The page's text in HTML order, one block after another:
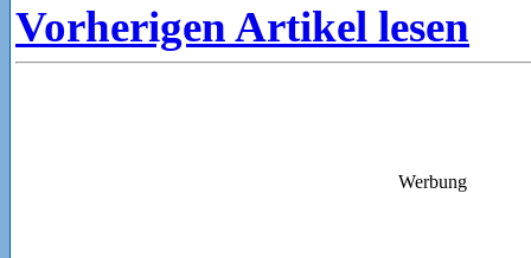
Vorherigen Artikel lesen
Werbung